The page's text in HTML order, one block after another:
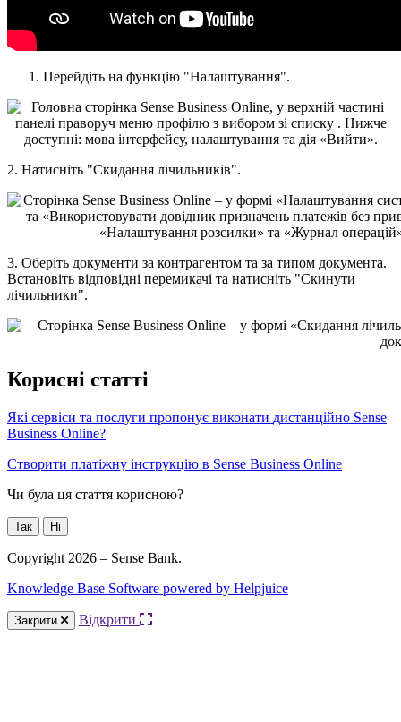
Перейдіть на функцію "Налаштування".
2. Натисніть "Скидання лічильників".
3. Оберіть документи за контрагентом та за типом документа.
Встановіть відповідні перемикачі та натисніть "Скинути
лічильники".
Корисні статті
Які сервіси та послуги пропонує виконати дистанційно Sense
Business Online?
Створити платіжну інструкцію в Sense Business Online
Чи була ця стаття корисною?
Так Ні
Copyright 2026 – Sense Bank.
Knowledge Base Software powered by Helpjuice
Закрити Відкрити